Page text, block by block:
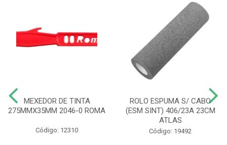
MEXEDOR DE TINTA
275MMX35MM 2046-0 ROMA
Código: 12310
ROLO ESPUMA S/ CABO
(ESM SINT) 406/23A 23CM
ATLAS
Código: 19492